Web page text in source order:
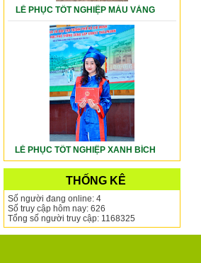
LỄ PHỤC TỐT NGHIỆP MÀU VÀNG
LỄ PHỤC TỐT NGHIỆP XANH BÍCH
THỐNG KÊ
Số người đang online: 4
Số truy cập hôm nay: 626
Tổng số người truy cập: 1168325